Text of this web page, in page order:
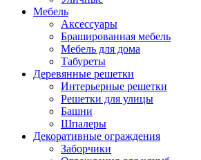
Мебель
Аксессуары
Брашированная мебель
Мебель для дома
Табуреты
Деревянные решетки
Интерьерные решетки
Решетки для улицы
Башни
Шпалеры
Декоративные ограждения
Заборчики